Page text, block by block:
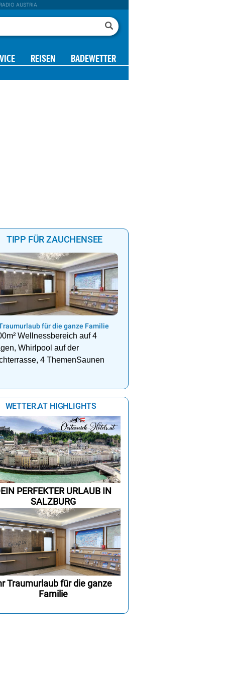
RADIO AUSTRIA
REISEN BADEWETTER
69%
15°
96%
15°
53%
Morgen
35%
TIPP FÜR ZAUCHENSEE
für die ganze Familie
Wellnessbereich auf 4
Whirlpool auf der
4 ThemenSaunen
WETTER.AT HIGHLIGHTS
PERFEKTER URLAUB IN
SALZBURG
Traumurlaub für die ganze
Familie